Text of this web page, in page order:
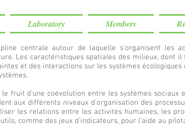
Laboratory Members
centrale autour de laquelle s’organisent les
Les caractéristiques spatiales des milieux, dont
et des interactions sur les systèmes
fruit d’une coévolution entre les systèmes
aux différents niveaux d'organisation des
les relations entre les activités humaines, les
comme des jeux d'indicateurs, pour l’aide au